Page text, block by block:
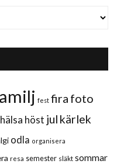
fest fira foto
hälsa höst jul kärlek
odla organisera
resa semester släkt sommar